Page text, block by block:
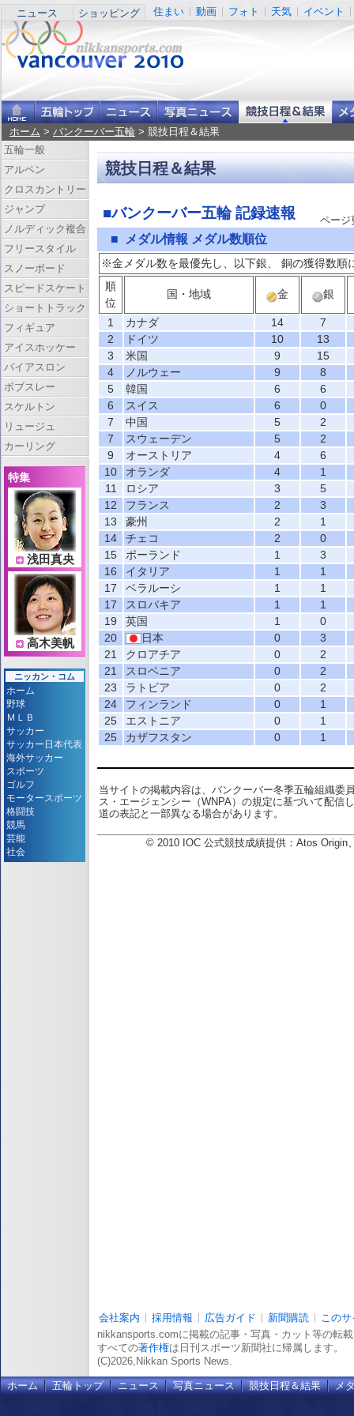
ニュース ショッピング 住まい 動画 フォト 天気 イベント
ホーム > バンクーバー五輪 > 競技日程＆結果
競技日程＆結果
■バンクーバー五輪 記録速報 ペー
■ メダル情報 メダル数順位
※金メダル数を最優先し、以下銀、 銅の獲得数順
順
位
国・地域 金 銀
1 カナダ 14
7
2
ドイツ 10
13
3
米国 9
15
4
ノルウェー 9
8
5
韓国 6
6
6
スイス 6
0
7
中国 5
2
7
スウェーデン 5
2
9
オーストリア 4
6
10
オランダ 4
1
11
ロシア 3
5
12
フランス 2
3
13
豪州 2
1
14
チェコ 2
0
15
ポーランド 1
3
16
イタリア 1
1
17
ベラルーシ 1
1
17
スロバキア 1
1
19
英国 1
0
20
日本 0
3
21
クロアチア 0
2
21
スロベニア 0
2
23
ラトビア 0
2
24
フィンランド 0
1
25
エストニア 0
1
25
カザフスタン 0 1
当サイトの掲載内容は、バンクーバー冬季五輪組織委
ス・エージェンシー（WNPA）の規定に基づいて配信
道の表記と一部異なる場合があります。
© 2010 IOC 公式競技成績提供：Atos Origin
五輪一般
アルペン
クロスカントリー
ジャンプ
ノルディック複合
フリースタイル
スノーボード
スピードスケート
ショートトラック
フィギュア
アイスホッケー
バイアスロン
ボブスレー
スケルトン
リュージュ
カーリング
特集
浅田真央
高木美帆
ニッカン・コム
ホーム
野球
ＭＬＢ
サッカー
サッカー日本代表
海外サッカー
スポーツ
ゴルフ
モータースポーツ
格闘技
競馬
芸能
社会
会社案内 採用情報 広告ガイド 新聞購読
この
nikkansports.comに掲載の記事・写真・カット等の転
すべての著作権は日刊スポーツ新聞社に帰属します。
(C)2026,Nikkan Sports News.
ホーム 五輪トップ ニュース 写真ニュース 競技日程＆結果 メ